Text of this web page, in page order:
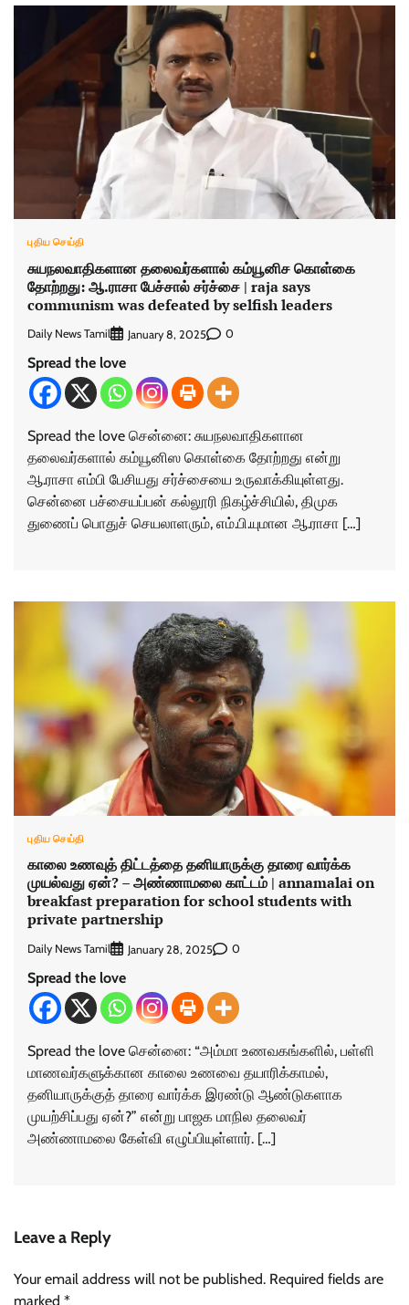
புதிய செய்தி
சுயநலவாதிகளான தலைவர்களால் கம்யூனிச கொள்கை
தோற்றது: ஆ.ராசா பேச்சால் சர்ச்சை | raja says
communism was defeated by selfish leaders
Daily News Tamil January 8, 2025 0
Spread the love
Spread the love சென்னை: சுயநலவாதிகளான
தலைவர்களால் கம்யூனிஸ கொள்கை தோற்றது என்று
ஆ.ராசா எம்பி பேசியது சர்ச்சையை உருவாக்கியுள்ளது.
சென்னை பச்சையப்பன் கல்லூரி நிகழ்ச்சியில், திமுக
துணைப் பொதுச் செயலாளரும், எம்.பி.யுமான ஆ.ராசா […]
புதிய செய்தி
காலை உணவுத் திட்டத்தை தனியாருக்கு தாரை வார்க்க
முயல்வது ஏன்? – அண்ணாமலை காட்டம் | annamalai on
breakfast preparation for school students with
private partnership
Daily News Tamil January 28, 2025 0
Spread the love
Spread the love சென்னை: “அம்மா உணவகங்களில், பள்ளி
மாணவர்களுக்கான காலை உணவை தயாரிக்காமல்,
தனியாருக்குத் தாரை வார்க்க இரண்டு ஆண்டுகளாக
முயற்சிப்பது ஏன்?” என்று பாஜக மாநில தலைவர்
அண்ணாமலை கேள்வி எழுப்பியுள்ளார். […]
Leave a Reply
Your email address will not be published. Required fields are
marked *